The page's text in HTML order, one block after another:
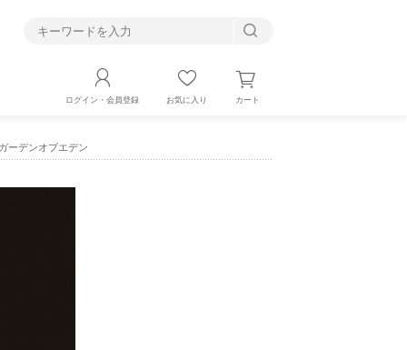
ログイン・会員登録 お気に入り カート
ーデンオブエデン